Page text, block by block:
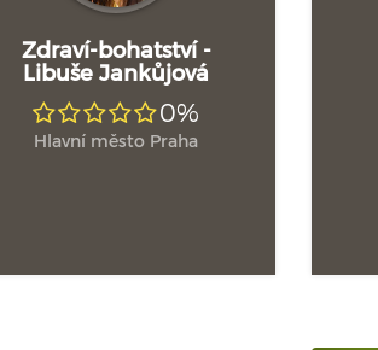
Zdraví-bohatství -
Libuše Jankůjová
0%
Hlavní město Praha